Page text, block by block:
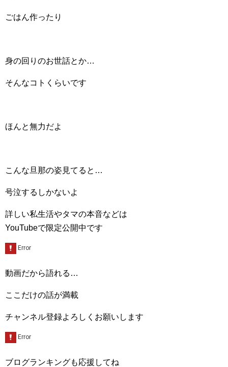
ごはん作ったり
身の回りのお世話とか…
そんなコトくらいです
ほんと無力だよ
こんな旦那の姿見てると…
号泣するしかないよ
詳しい私生活やタマの本音などは
YouTubeで限定公開中です
動画だから語れる…
ここだけの話が満載
チャンネル登録よろしくお願いします
ブログランキングも応援してね